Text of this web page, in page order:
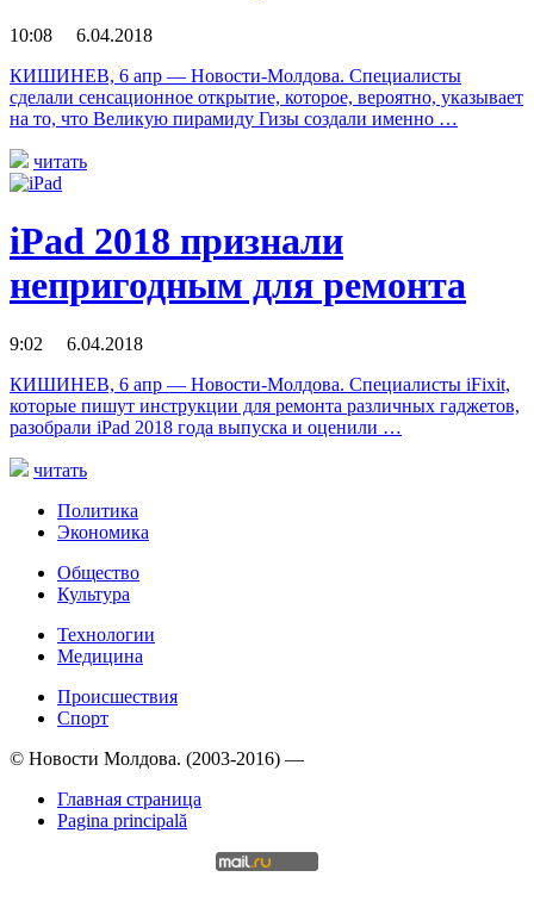
10:08 6.04.2018
КИШИНЕВ, 6 апр — Новости-Молдова. Специалисты
сделали сенсационное открытие, которое, вероятно, указывает
на то, что Великую пирамиду Гизы создали именно …
читать
iPad 2018 признали
непригодным для ремонта
9:02 6.04.2018
КИШИНЕВ, 6 апр — Новости-Молдова. Специалисты iFixit,
которые пишут инструкции для ремонта различных гаджетов,
разобрали iPad 2018 года выпуска и оценили …
читать
Политика
Экономика
Общество
Культура
Технологии
Медицина
Происшествия
Спорт
© Новости Молдова. (2003-2016) —
Главная страница
Pagina principală